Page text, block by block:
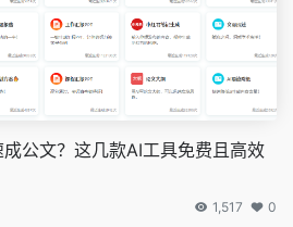
公文？这几款AI工具免费且高效
1,517 0